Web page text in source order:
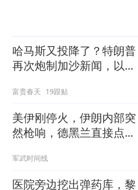
哈马斯又投降了？特朗普
再次炮制加沙新闻，以色
富贵春天 19跟贴
美伊刚停火，伊朗内部突
然枪响，德黑兰直接点名
军武时间线
医院旁边挖出弹药库，黎